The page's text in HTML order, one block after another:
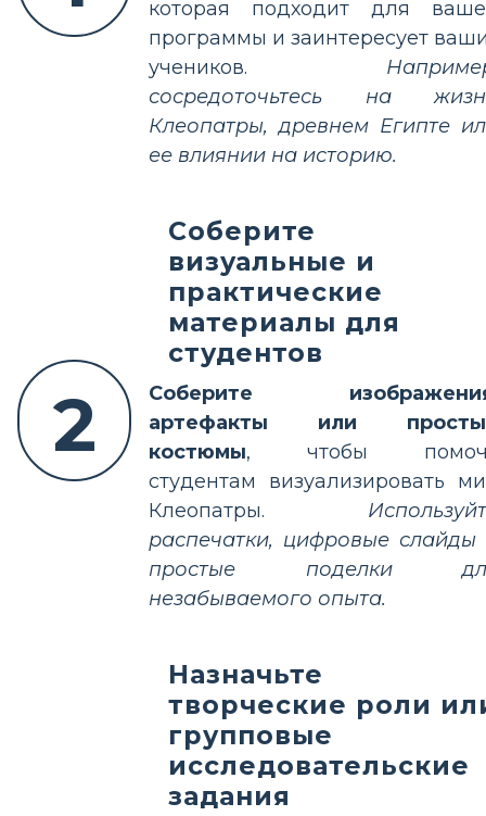
которая подходит для
программы и заинтересует
учеников.
сосредоточьтесь на
Клеопатры, древнем Египте
ее влиянии на историю.
2
Соберите
визуальные и
практические
материалы для
студентов
Соберите
артефакты или
костюмы, чтобы
студентам визуализировать
Клеопатры.
распечатки, цифровые слайды
простые поделки
незабываемого опыта.
Назначьте
творческие роли
групповые
исследовательские
задания